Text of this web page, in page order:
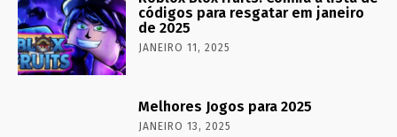
códigos para resgatar em janeiro
de 2025
JANEIRO 11, 2025
Melhores Jogos para 2025
JANEIRO 13, 2025